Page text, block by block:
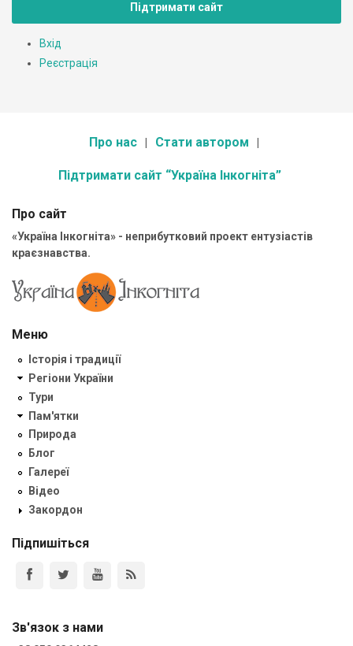
Підтримати сайт
Вхід
Реєстрація
Про нас Стати автором
Підтримати сайт “Україна Інкогніта”
Про сайт
«Україна Інкогніта» - неприбутковий проект ентузіастів
краєзнавства.
Меню
Історія і традиції
Регіони України
Тури
Пам'ятки
Природа
Блог
Галереї
Відео
Закордон
Підпишіться
Зв'язок з нами